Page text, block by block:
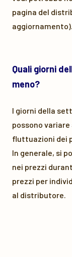
pagina del
aggiornamento).
Quali giorni
meno?
I giorni della
possono
fluttuazioni dei
In generale, si
nei prezzi
prezzi per
al distributore.